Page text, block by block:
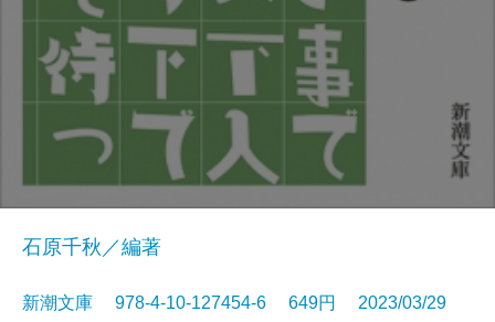
石原千秋／編著
新潮文庫 978-4-10-127454-6 649円 2023/03/29